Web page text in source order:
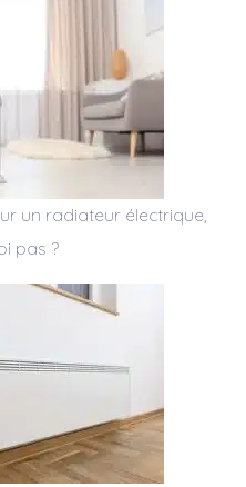
un radiateur électrique,
pas ?